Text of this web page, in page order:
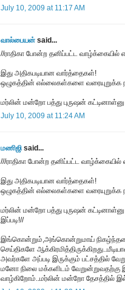
July 10, 2009 at 11:17 AM
வால்பையன் said...
//ராதிகா போன்ற தனிப்பட்ட
இது அதிகபடியான வார்த்தைகள்!
ஒழுகத்தின் எல்லைகள்களை வரையுறுக்க
மர்லின் மன்றோ பத்து புருஷன்
July 10, 2009 at 11:24 AM
மணிஜி said...
///ராதிகா போன்ற தனிப்பட்ட
இது அதிகபடியான வார்த்தைகள்!
ஒழுகத்தின் எல்லைகள்களை வரையுறுக்க
மர்லின் மன்றோ பத்து புருஷன்
இப்படி!//
இங்கொன்றும்,அங்கொன்றுமாய் நிகழ்ந்தவை
செய்திகளே
அவர்களே அப்படி இருக்கும் பட்சத்தில்
மனோ நிலை மக்களிடம் வேறுன்றுவதற்கு
வாழ்கிறோம்..மர்லின் மன்றோ தேசத்தில்